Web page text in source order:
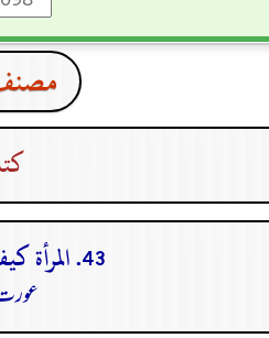
43. المرأة كيف تكون في سجودها؟